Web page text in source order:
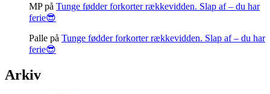
MPpå Tunge fødder forkorter rækkevidden. Slap af – du har
ferie😎
Palle på Tunge fødder forkorter rækkevidden. Slap af – du har
ferie😎
Arkiv